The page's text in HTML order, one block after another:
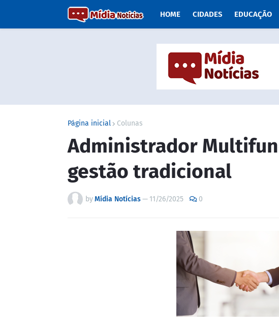
HOME CIDADES EDUCAÇÃO
Página inicial Colunas
Administrador
gestão tradicional
byMídia Notícias— 11/26/2025 0